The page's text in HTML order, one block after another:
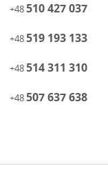
+48510 427 037
+48519 193 133
+48514 311 310
+48507 637 638